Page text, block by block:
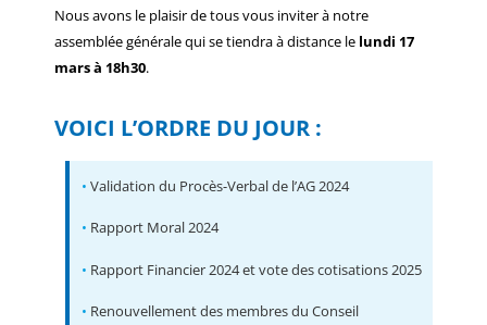
Nous avons le plaisir de tous vous inviter à notre
assemblée générale qui se tiendra à distance le lundi 17
mars à 18h30.
VOICI L’ORDRE DU JOUR :
• Validation du Procès-Verbal de l’AG 2024
• Rapport Moral 2024
• Rapport Financier 2024 et vote des cotisations 2025
• Renouvellement des membres du Conseil